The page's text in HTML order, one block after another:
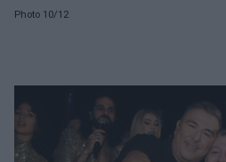
Photo 10/12